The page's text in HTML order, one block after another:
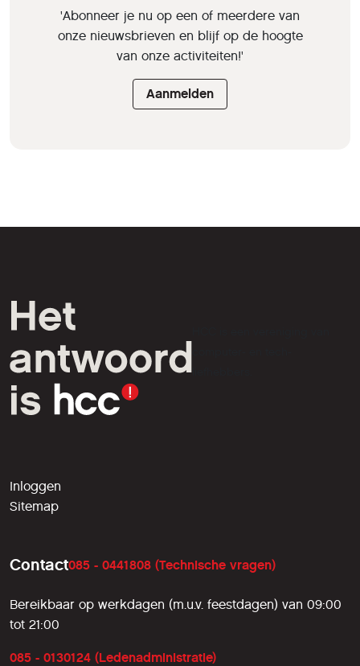
'Abonneer je nu op een of meerdere van
onze nieuwsbrieven en blijf op de hoogte
van onze activiteiten!'
Aanmelden
liefhebbers.
Inloggen
Sitemap
Contact085 - 0441808 (Technische vragen)
Bereikbaar op werkdagen (m.u.v. feestdagen) van 09:00
tot 21:00
085 - 0130124 (Ledenadministratie)